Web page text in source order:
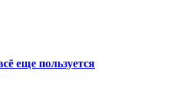
еще пользуется